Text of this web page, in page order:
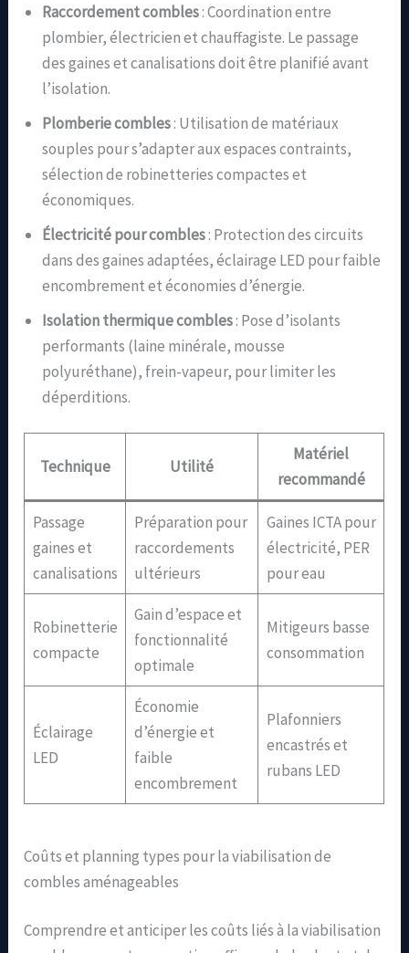
Raccordement combles: Coordination entre
plombier, électricien et chauffagiste. Le passage
des gaines et canalisations doit être planifié avant
l’isolation.
Plomberie combles: Utilisation de matériaux
souples pour s’adapter aux espaces contraints,
sélection de robinetteries compactes et
économiques.
Électricité pour combles: Protection des circuits
dans des gaines adaptées, éclairage LED pour faible
encombrement et économies d’énergie.
Isolation thermique combles: Pose d’isolants
performants (laine minérale, mousse
polyuréthane), frein-vapeur, pour limiter les
déperditions.
Technique Utilité
Matériel
recommandé
Passage
gaines et
canalisations
Préparation pour
raccordements
ultérieurs
Gaines ICTA pour
électricité, PER
pour eau
Robinetterie
compacte
Gain d’espace et
fonctionnalité
optimale
Mitigeurs basse
consommation
Éclairage
LED
Économie
d’énergie et
faible
encombrement
Plafonniers
encastrés et
rubans LED
Coûts et planning types pour la viabilisation de
combles aménageables
Comprendre et anticiper les coûts liés à la viabilisation